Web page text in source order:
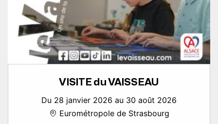
VISITE du VAISSEAU
Du 28 janvier 2026 au 30 août 2026
Eurométropole de Strasbourg